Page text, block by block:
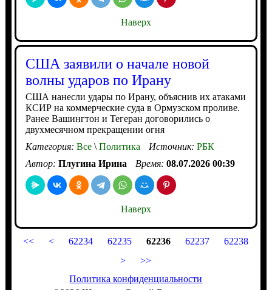
Наверх
США заявили о начале новой
волны ударов по Ирану
США нанесли удары по Ирану, объяснив их атаками
КСИР на коммерческие суда в Ормузском проливе.
Ранее Вашингтон и Тегеран договорились о
двухмесячном прекращении огня
Категория: Все\Политика Источник: РБК
Автор: Плугина Ирина Время: 08.07.2026 00:39
Наверх
<< < 62234 62235 62236 62237
62238
>
>>
Политика конфиденциальности